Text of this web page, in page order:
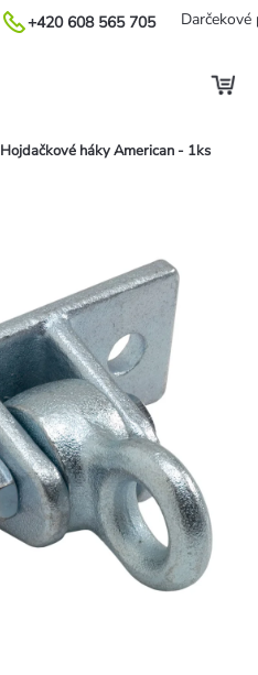
+420 608 565 705 Darčekové
Hojdačkové háky American - 1ks